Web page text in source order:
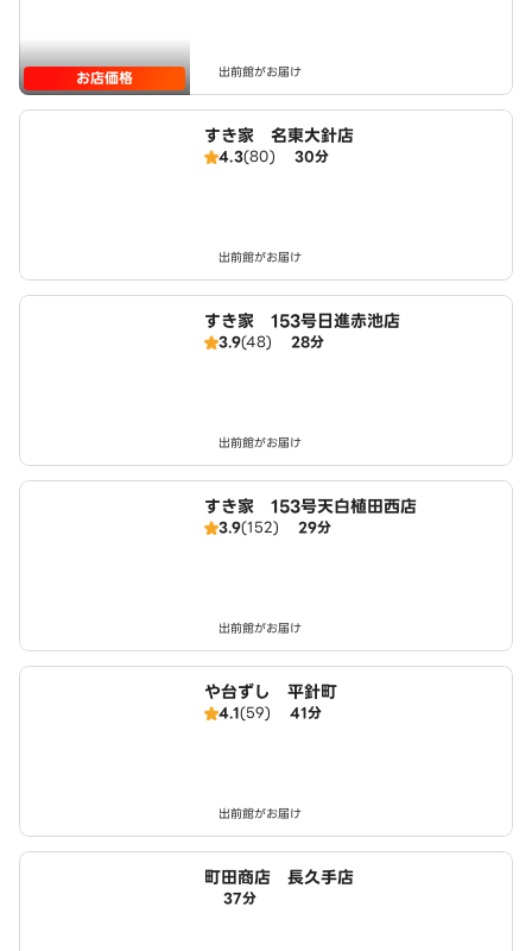
お店価格 出前館がお届け
すき家 名東大針店
4.3(80) 30分
出前館がお届け
すき家 153号日進赤池店
3.9(48) 28分
出前館がお届け
すき家 153号天白植田西店
3.9(152) 29分
出前館がお届け
や台ずし 平針町
4.1(59) 41分
出前館がお届け
町田商店 長久手店
37分